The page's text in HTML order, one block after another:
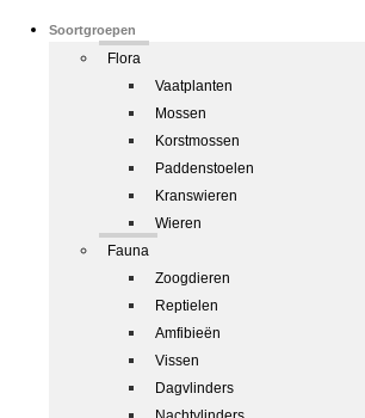
Soortgroepen
Flora
Vaatplanten
Mossen
Korstmossen
Paddenstoelen
Kranswieren
Wieren
Fauna
Zoogdieren
Reptielen
Amfibieën
Vissen
Dagvlinders